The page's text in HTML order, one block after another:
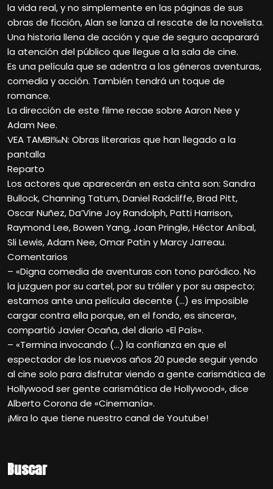
la vida real, y no simplemente en las páginas de sus
obras de ficción, Alan se lanza al rescate de la novelista.
Una historia llena de acción y que de seguro acaparará
la atención del público que llegue a la sala de cine.
Es una película que se adentra a los géneros aventuras,
comedia y acción. También tendrá un toque de
romance.
La dirección de este filme recae sobre Aaron Nee y
Adam Nee.
VEA TAMBI‰N: Obras literarias que han llegado a la
pantalla
Reparto
Los actores que aparecerán en esta cinta son: Sandra
Bullock, Channing Tatum, Daniel Radcliffe, Brad Pitt,
Oscar Nuñez, Da’Vine Joy Randolph, Patti Harrison,
Raymond Lee, Bowen Yang, Joan Pringle, Héctor Aníbal,
Sli Lewis, Adam Nee, Omar Patin y Marcy Jarreau.
Comentarios
– «Digna comedia de aventuras con tono paródico. No
la juzguen por su cartel, por su tráiler y por su aspecto;
estamos ante una película decente (…) es imposible
cargar contra ella porque, en el fondo, es sincera»,
compartió Javier Ocaña, del diario «El País».
– «Termina invocando (…) la confianza en que el
espectador de los nuevos años 20 puede seguir yendo
al cine solo para disfrutar viendo a gente carismática de
Hollywood ser gente carismática de Hollywood», dice
Alberto Corona de «Cinemanía».
¡Mira lo que tiene nuestro canal de Youtube!
Buscar